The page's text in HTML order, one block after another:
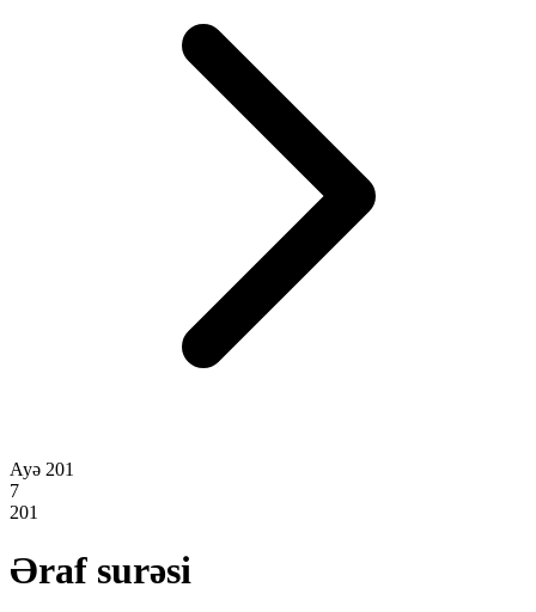
Ayə 201
7
201
Əraf surəsi